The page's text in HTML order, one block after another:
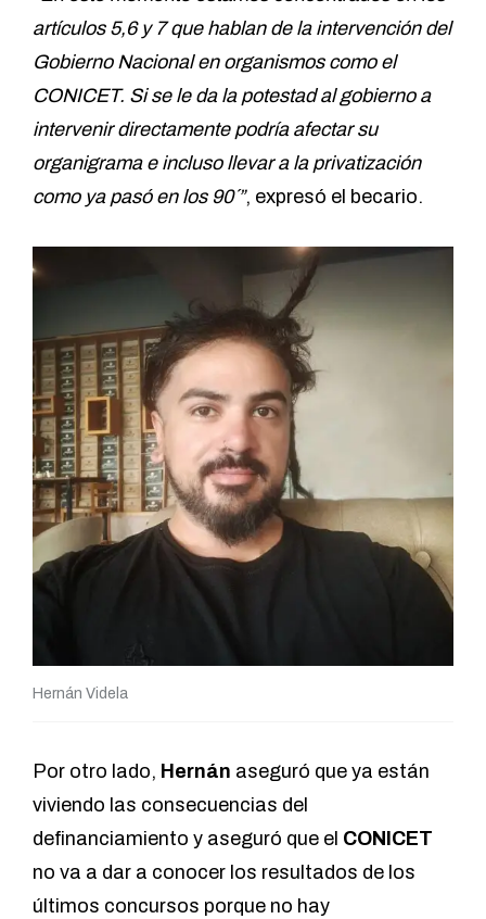
artículos 5,6 y 7 que hablan de la intervención del
Gobierno Nacional en organismos como el
CONICET. Si se le da la potestad al gobierno a
intervenir directamente podría afectar su
organigrama e incluso llevar a la privatización
como ya pasó en los 90´”, expresó el becario.
Hernán Videla
Por otro lado, Hernán aseguró que ya están
viviendo las consecuencias del
definanciamiento y aseguró que el CONICET
no va a dar a conocer los resultados de los
últimos concursos porque no hay